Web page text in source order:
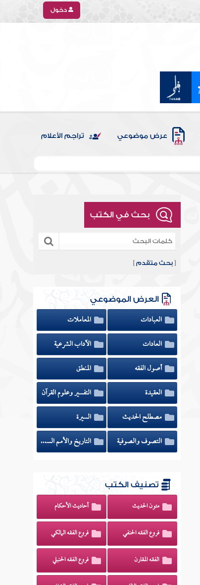
دخول
عرض موضوعي تراجم الأعلام
بحث في الكتب
[بحث متقدم ]
العرض الموضوعي
العبادات
المعاملات
العادات
الآداب الشرعية
أصول الفقه
المنطق
العقيدة
التفسير وعلوم القرآن
مصطلح الحديث
السيرة
التصوف والصوفية
التاريخ والأمم السابقة
تصنيف الكتب
متون الحديث أحاديث الأحكام
فروع الفقه الحنفي فروع الفقه المالكي
الفقه المقارن فروع الفقه الحنبلي